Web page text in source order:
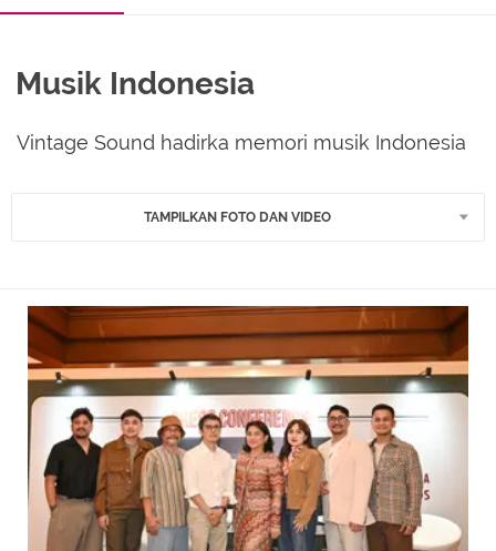
Musik Indonesia
Vintage Sound hadirka memori musik Indonesia
TAMPILKAN FOTO DAN VIDEO